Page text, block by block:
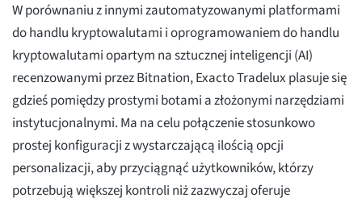
W porównaniu z innymi zautomatyzowanymi platformami
do handlu kryptowalutami i oprogramowaniem do handlu
kryptowalutami opartym na sztucznej inteligencji (AI)
recenzowanymi przez Bitnation, Exacto Tradelux plasuje się
gdzieś pomiędzy prostymi botami a złożonymi narzędziami
instytucjonalnymi. Ma na celu połączenie stosunkowo
prostej konfiguracji z wystarczającą ilością opcji
personalizacji, aby przyciągnąć użytkowników, którzy
potrzebują większej kontroli niż zazwyczaj oferuje